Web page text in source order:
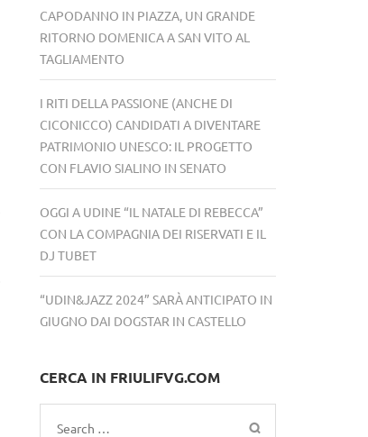
CAPODANNO IN PIAZZA, UN GRANDE
RITORNO DOMENICA A SAN VITO AL
TAGLIAMENTO
I RITI DELLA PASSIONE (ANCHE DI
CICONICCO) CANDIDATI A DIVENTARE
PATRIMONIO UNESCO: IL PROGETTO
CON FLAVIO SIALINO IN SENATO
OGGI A UDINE “IL NATALE DI REBECCA”
CON LA COMPAGNIA DEI RISERVATI E IL
DJ TUBET
“UDIN&JAZZ 2024” SARÀ ANTICIPATO IN
GIUGNO DAI DOGSTAR IN CASTELLO
CERCA IN FRIULIFVG.COM
Search